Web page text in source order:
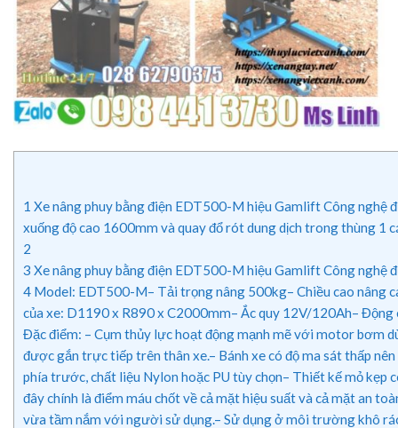
1 Xe nâng phuy bằng điện EDT500-M hiệu Gamlift Công nghệ
xuống độ cao 1600mm và quay đổ rót dung dịch trong thùng 1
2
3 Xe nâng phuy bằng điện EDT500-M hiệu Gamlift Công nghệ
4 Model: EDT500-M– Tải trọng nâng 500kg– Chiều cao nâng
của xe: D1190 x R890 x C2000mm– Ắc quy 12V/120Ah–
Đặc điểm: – Cụm thủy lực hoạt động mạnh mẽ với motor bơm
được gắn trực tiếp trên thân xe.– Bánh xe có độ ma sát thấp
phía trước, chất liệu Nylon hoặc PU tùy chọn– Thiết kế mỏ kẹp
đây chính là điểm máu chốt về cả mặt hiệu suất và cả mặt an
vừa tầm nắm với người sử dụng.– Sử dụng ở môi trường khô